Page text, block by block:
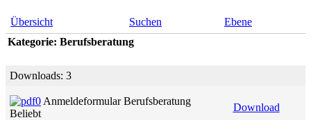
Übersicht Suchen
Ebene
Kategorie: Berufsberatung
Downloads: 3
Anmeldeformular Berufsberatung
Beliebt
Download